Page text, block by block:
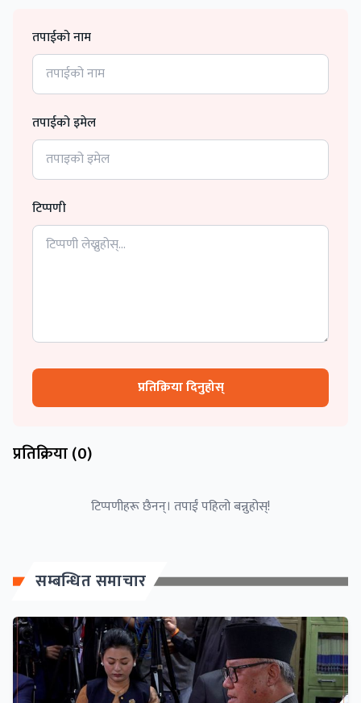
तपाईको नाम
तपाईको इमेल
टिप्पणी
प्रतिक्रिया दिनुहोस्
प्रतिक्रिया (0)
टिप्पणीहरू छैनन्। तपाईं पहिलो बन्नुहोस्!
सम्बन्धित समाचार